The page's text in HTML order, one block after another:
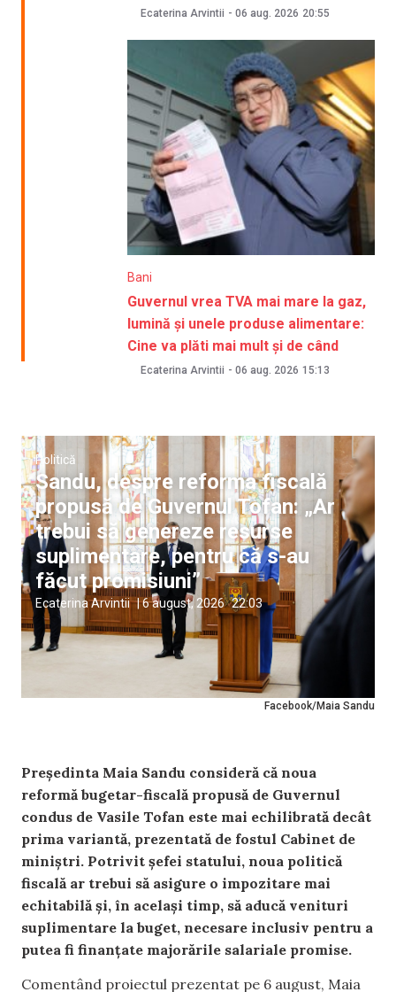
Ecaterina Arvintii - 06 aug. 2026 20:55
Bani
Guvernul vrea TVA mai mare la gaz,
lumină și unele produse alimentare:
Cine va plăti mai mult și de când
Ecaterina Arvintii - 06 aug. 2026 15:13
Facebook/Maia Sandu
Politică
Sandu, despre reforma fiscală
propusă de Guvernul Tofan: „Ar
trebui să genereze resurse
suplimentare, pentru că s-au
făcut promisiuni”
Ecaterina Arvintii |6 august, 2026 22:03
Președinta Maia Sandu consideră că noua
reformă bugetar-fiscală propusă de Guvernul
condus de Vasile Tofan este mai echilibrată decât
prima variantă, prezentată de fostul Cabinet de
miniștri. Potrivit șefei statului, noua politică
fiscală ar trebui să asigure o impozitare mai
echitabilă și, în același timp, să aducă venituri
suplimentare la buget, necesare inclusiv pentru a
putea fi finanțate majorările salariale promise.
Comentând proiectul prezentat pe 6 august, Maia